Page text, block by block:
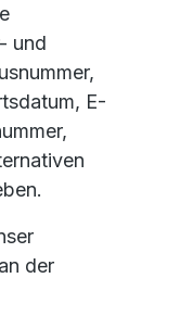
und
E-
der